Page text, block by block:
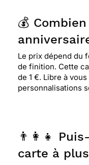
💰
Le prix dépend du
de finition. Cette
de 1 €. Libre à
personnalisations
👨‍👩‍👧
carte à